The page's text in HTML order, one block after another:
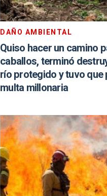
DAÑO AMBIENTAL
Quiso hacer un camino
caballos, terminó
río protegido y tuvo que
multa millonaria